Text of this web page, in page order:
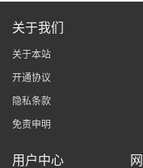
关于我们
关于本站
开通协议
隐私条款
免责申明
用户中心